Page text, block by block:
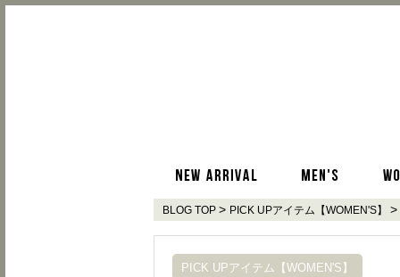
BLOG TOP > PICK UPアイテム【WOMEN'S】 >
PICK UPアイテム【WOMEN'S】